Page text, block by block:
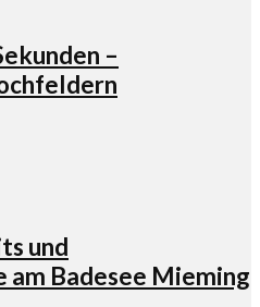
–
und
am Badesee Mieming